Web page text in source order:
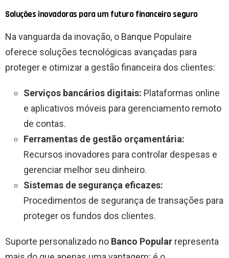
Soluções inovadoras para um futuro financeiro seguro
Na vanguarda da inovação, o Banque Populaire
oferece soluções tecnológicas avançadas para
proteger e otimizar a gestão financeira dos clientes:
Serviços bancários digitais: Plataformas online
e aplicativos móveis para gerenciamento remoto
de contas.
Ferramentas de gestão orçamentária:
Recursos inovadores para controlar despesas e
gerenciar melhor seu dinheiro.
Sistemas de segurança eficazes:
Procedimentos de segurança de transações para
proteger os fundos dos clientes.
Suporte personalizado no Banco Popular representa